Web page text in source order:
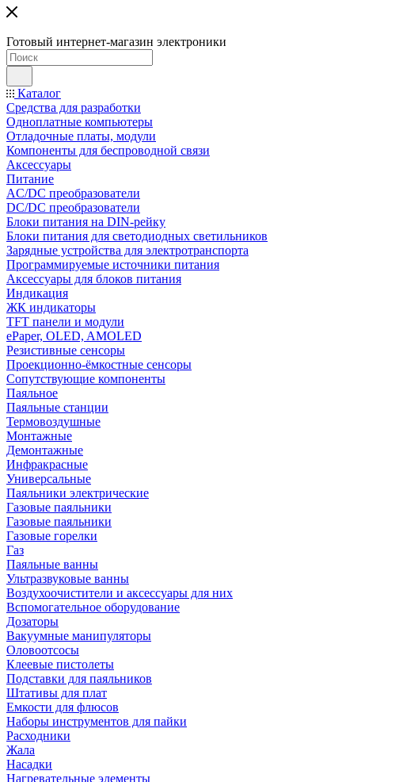
Готовый интернет-магазин электроники
Каталог
Средства для разработки
Одноплатные компьютеры
Отладочные платы, модули
Компоненты для беспроводной связи
Аксессуары
Питание
AC/DC преобразователи
DC/DC преобразователи
Блоки питания на DIN-рейку
Блоки питания для светодиодных светильников
Зарядные устройства для электротранспорта
Программируемые источники питания
Аксессуары для блоков питания
Индикация
ЖК индикаторы
TFT панели и модули
ePaper, OLED, AMOLED
Резистивные сенсоры
Проекционно-ёмкостные сенсоры
Сопутствующие компоненты
Паяльное
Паяльные станции
Термовоздушные
Монтажные
Демонтажные
Инфракрасные
Универсальные
Паяльники электрические
Газовые паяльники
Газовые паяльники
Газовые горелки
Газ
Паяльные ванны
Ультразвуковые ванны
Воздухоочистители и аксессуары для них
Вспомогательное оборудование
Дозаторы
Вакуумные манипуляторы
Оловоотсосы
Клеевые пистолеты
Подставки для паяльников
Штативы для плат
Емкости для флюсов
Наборы инструментов для пайки
Расходники
Жала
Насадки
Нагревательные элементы